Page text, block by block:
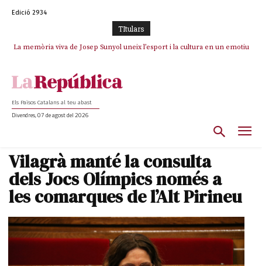
Edició 2934
TItulars
La memòria viva de Josep Sunyol uneix l’esport i la cultura en un emotiu
La “dignitat” a mitges de Marc Puigtió: renuncia a Girona pels àudios però
Els Països Catalans al teu abast
Divendres, 07 de agost del 2026
Vilagrà manté la consulta
dels Jocs Olímpics només a
les comarques de l’Alt Pirineu